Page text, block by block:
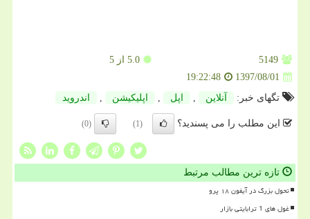
5149
5.0 از 5
1397/08/01
19:22:48
تگهای خبر:
آنلاین , اپل , اپلیكیشن , اندروید
این مطلب را می پسندید؟ (1)
(0)
تازه ترین مطالب مرتبط
تحول بزرگ در آیفون ۱۸ پرو
غول های 1 ترابایتی بازار